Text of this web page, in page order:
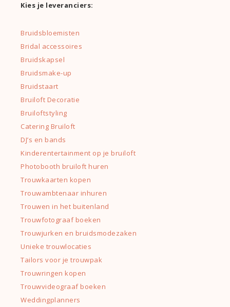
Kies je leveranciers:
Bruidsbloemisten
Bridal accessoires
Bruidskapsel
Bruidsmake-up
Bruidstaart
Bruiloft Decoratie
Bruiloftstyling
Catering Bruiloft
DJ’s en bands
Kinderentertainment op je bruiloft
Photobooth bruiloft huren
Trouwkaarten kopen
Trouwambtenaar inhuren
Trouwen in het buitenland
Trouwfotograaf boeken
Trouwjurken en bruidsmodezaken
Unieke trouwlocaties
Tailors voor je trouwpak
Trouwringen kopen
Trouwvideograaf boeken
Weddingplanners